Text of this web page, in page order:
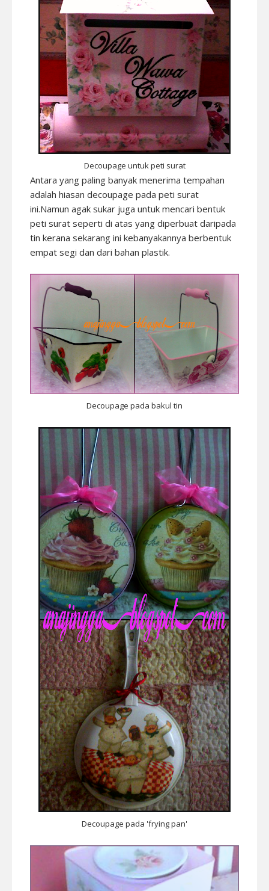
Decoupage untuk peti surat
Antara yang paling banyak menerima tempahan
adalah hiasan decoupage pada peti surat
ini.Namun agak sukar juga untuk mencari bentuk
peti surat seperti di atas yang diperbuat daripada
tin kerana sekarang ini kebanyakannya berbentuk
empat segi dan dari bahan plastik.
Decoupage pada bakul tin
Decoupage pada 'frying pan'